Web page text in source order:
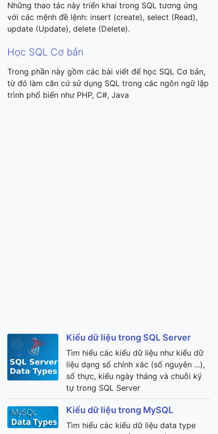
Những thao tác này triển khai trong SQL tương ứng
với các mệnh đề lệnh: insert (create), select (Read),
update (Update), delete (Delete).
Học SQL Cơ bản
Trong phần này gồm các bài viết để học SQL Cơ bản,
từ đó làm căn cứ sử dụng SQL trong các ngôn ngữ lập
trình phổ biến như PHP, C#, Java
Kiểu dữ liệu trong SQL Server
Tìm hiểu các kiểu dữ liệu như kiểu dữ
liệu dạng số chính xác (số nguyên ...),
số thực, kiểu ngày tháng và chuỗi ký
tự trong SQL Server
Kiểu dữ liệu trong MySQL
Tìm hiểu các kiểu dữ liệu data type